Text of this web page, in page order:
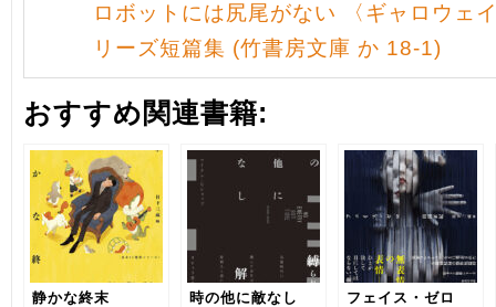
ロボットには尻尾がない 〈ギャロウェ
リーズ短篇集 (竹書房文庫 か 18-1)
おすすめ関連書籍:
静かな終末 時の他に敵なし フェイス・ゼロ